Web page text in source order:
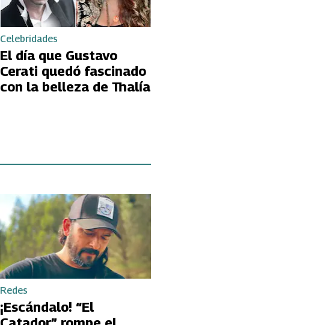
Celebridades
El día que Gustavo
Cerati quedó fascinado
con la belleza de Thalía
Redes
¡Escándalo! “El